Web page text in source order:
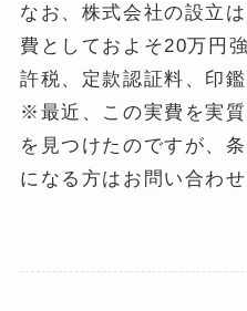
なお、株式会社の設立
費としておよそ20万円
許税、定款認証料、印鑑
※最近、この実費を実
を見つけたのですが、
になる方はお問い合わせ